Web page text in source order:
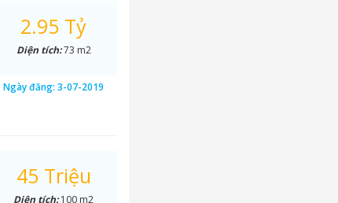
2.95 Tỷ
Diện tích:73 m2
Ngày đăng:3-07-2019
45 Triệu
Diện tích:100 m2